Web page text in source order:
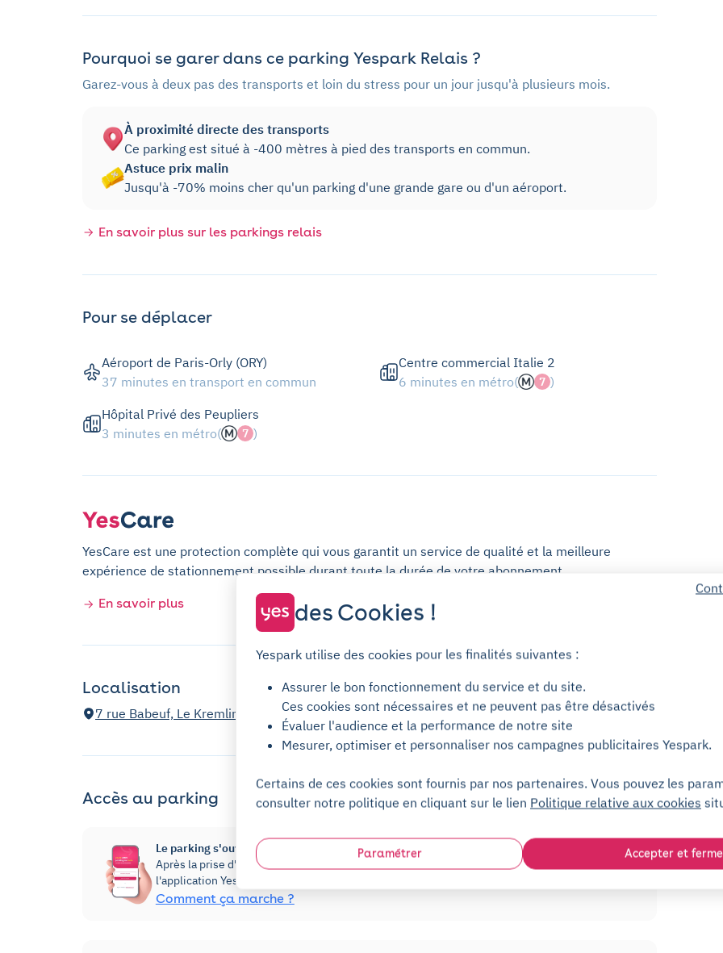
Pourquoi se garer dans ce parking Yespark Relais ?
Garez-vous à deux pas des transports et loin du stress pour un jour jusqu'à plusieurs mois.
À proximité directe des transports
Ce parking est situé à -400 mètres à pied des transports en commun.
Astuce prix malin
Jusqu'à -70% moins cher qu'un parking d'une grande gare ou d'un aéroport.
En savoir plus sur les parkings relais
Pour se déplacer
Aéroport de Paris-Orly (ORY)
37 minutes en transport en commun
Centre commercial Italie 2
6 minutes en métro( 7 )
Hôpital Privé des Peupliers
3 minutes en métro( 7 )
YesCare est une protection complète qui vous garantit un service de qualité et la meilleure
expérience de stationnement possible durant toute la durée de votre abonnement.
En savoir plus
Localisation
7 rue Babeuf, Le Kremlin-Bicêtre
Accès au parking
Le parking s'ouvre via l'application Yespark !
Après la prise d'abonnement, vous pourrez accéder au parking grâce à votre téléphone via
l'application Yespark, dans la rubrique « Télécommande ».
Comment ça marche ?
des Cookies !
Yespark utilise des cookies pour les finalités suivantes :
Assurer le bon fonctionnement du service et du site.
Ces cookies sont nécessaires et ne peuvent pas être désactivés
Évaluer l'audience et la performance de notre site
Mesurer, optimiser et personnaliser nos campagnes publicitaires Yespark.
Certains de ces cookies sont fournis par nos partenaires. Vous pouvez les
consulter notre politique en cliquant sur le lien Politique relative aux cookies
Paramétrer Accepter et